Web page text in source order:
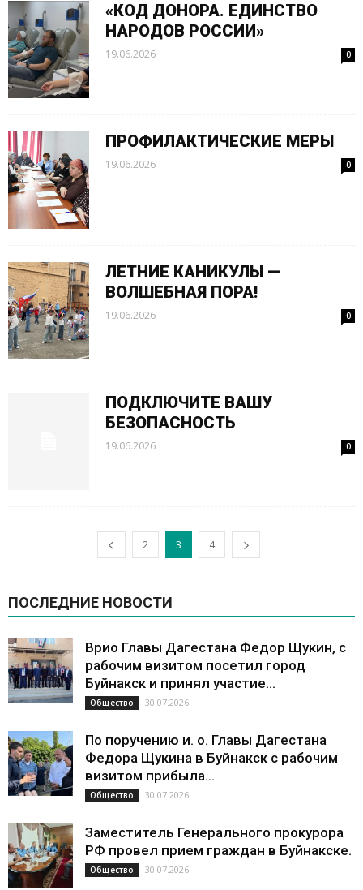
«КОД ДОНОРА. ЕДИНСТВО
НАРОДОВ РОССИИ»
19.06.2026 0
ПРОФИЛАКТИЧЕСКИЕ МЕРЫ
19.06.2026 0
ЛЕТНИЕ КАНИКУЛЫ —
ВОЛШЕБНАЯ ПОРА!
19.06.2026 0
ПОДКЛЮЧИТЕ ВАШУ
БЕЗОПАСНОСТЬ
19.06.2026 0
2 3 4
ПОСЛЕДНИЕ НОВОСТИ
Врио Главы Дагестана Федор Щукин, с
рабочим визитом посетил город
Буйнакск и принял участие...
Общество 30.07.2026
По поручению и. о. Главы Дагестана
Федора Щукина в Буйнакск с рабочим
визитом прибыла...
Общество 30.07.2026
Заместитель Генерального прокурора
РФ провел прием граждан в Буйнакске.
Общество 30.07.2026